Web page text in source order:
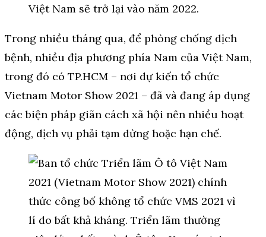
Trong nhiều tháng qua, để phòng chống dịch
bệnh, nhiều địa phương phía Nam của Việt Nam,
trong đó có TP.HCM – nơi dự kiến tổ chức
Vietnam Motor Show 2021 – đã và đang áp dụng
các biện pháp giãn cách xã hội nên nhiều hoạt
động, dịch vụ phải tạm dừng hoặc hạn chế.